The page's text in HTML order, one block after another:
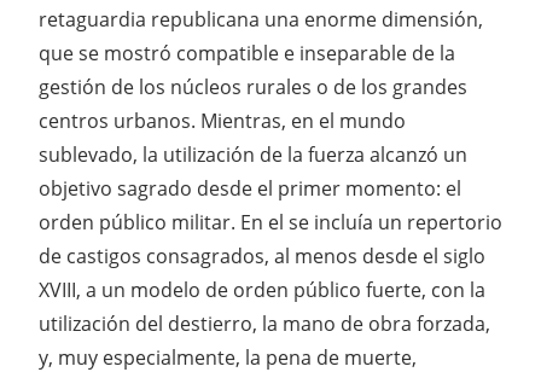
retaguardia republicana una enorme dimensión,
que se mostró compatible e inseparable de la
gestión de los núcleos rurales o de los grandes
centros urbanos. Mientras, en el mundo
sublevado, la utilización de la fuerza alcanzó un
objetivo sagrado desde el primer momento: el
orden público militar. En el se incluía un repertorio
de castigos consagrados, al menos desde el siglo
XVIII, a un modelo de orden público fuerte, con la
utilización del destierro, la mano de obra forzada,
y, muy especialmente, la pena de muerte,